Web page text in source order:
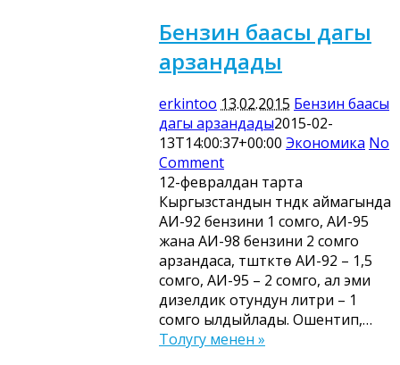
Бензин баасы дагы
арзандады
erkintoo 13.02.2015 Бензин баасы
дагы арзандады2015-02-
13T14:00:37+00:00 Экономика No
Comment
12-февралдан тарта
Кыргызстандын түндүк аймагында
АИ-92 бензини 1 сомго, АИ-95
жана АИ-98 бензини 2 сомго
арзандаса, түштүктө АИ-92 – 1,5
сомго, АИ-95 – 2 сомго, ал эми
дизелдик отундун литри – 1
сомго ылдыйлады. Ошентип,…
Толугу менен »